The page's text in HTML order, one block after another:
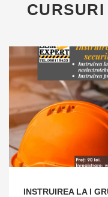
INSTRUIREA LA I